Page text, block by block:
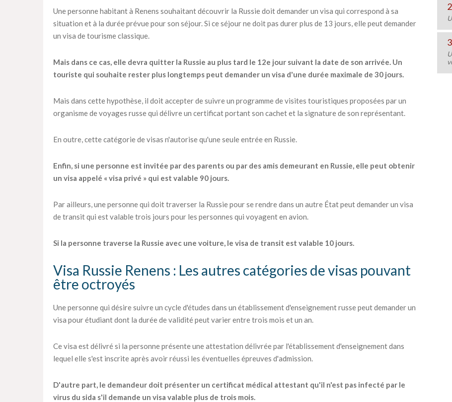
Une personne habitant à Renens souhaitant découvrir la Russie doit demander un visa qui correspond à sa
situation et à la durée prévue pour son séjour. Si ce séjour ne doit pas durer plus de 13 jours, elle peut demander
un visa de tourisme classique.
Mais dans ce cas, elle devra quitter la Russie au plus tard le 12e jour suivant la date de son arrivée. Un
touriste qui souhaite rester plus longtemps peut demander un visa d'une durée maximale de 30 jours.
Mais dans cette hypothèse, il doit accepter de suivre un programme de visites touristiques proposées par un
organisme de voyages russe qui délivre un certificat portant son cachet et la signature de son représentant.
En outre, cette catégorie de visas n'autorise qu'une seule entrée en Russie.
Enfin, si une personne est invitée par des parents ou par des amis demeurant en Russie, elle peut obtenir
un visa appelé « visa privé » qui est valable 90 jours.
Par ailleurs, une personne qui doit traverser la Russie pour se rendre dans un autre État peut demander un visa
de transit qui est valable trois jours pour les personnes qui voyagent en avion.
Si la personne traverse la Russie avec une voiture, le visa de transit est valable 10 jours.
Visa Russie Renens : Les autres catégories de visas pouvant
être octroyés
Une personne qui désire suivre un cycle d'études dans un établissement d'enseignement russe peut demander un
visa pour étudiant dont la durée de validité peut varier entre trois mois et un an.
Ce visa est délivré si la personne présente une attestation délivrée par l'établissement d'enseignement dans
lequel elle s'est inscrite après avoir réussi les éventuelles épreuves d'admission.
D'autre part, le demandeur doit présenter un certificat médical attestant qu'il n'est pas infecté par le
virus du sida s'il demande un visa valable plus de trois mois.